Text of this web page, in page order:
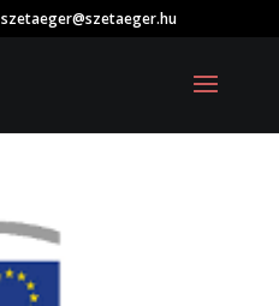
szetaeger@szetaeger.hu